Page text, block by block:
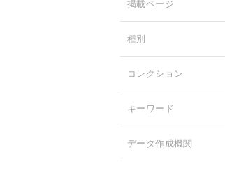
掲載ページ
種別
コレクション
キーワード
データ作成機関